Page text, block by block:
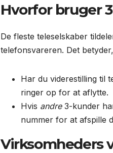
Hvorfor bruger
De fleste teleselskaber
telefonsvareren. Det
Har du viderestilling til
ringer op for at aflytte.
Hvis andre3-kunder
nummer for at afspille
Virksomheders